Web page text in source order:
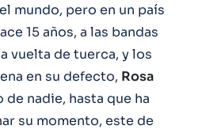
mundo, pero en un país
15 años, a las bandas
vuelta de tuerca, y los
en su defecto, Rosa
nadie, hasta que ha
su momento, este de